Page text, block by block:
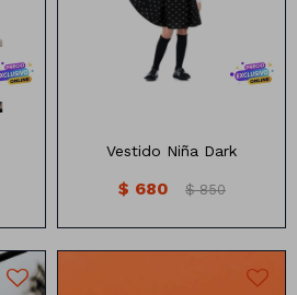
M : 70 CM LARGO, 32CM
HOMBRO , 80CM CINTURA
L : 75CM LARGO 33 HOMBRO
, 82 CINTURA
Vestido Niña Dark
$ 680 $ 850